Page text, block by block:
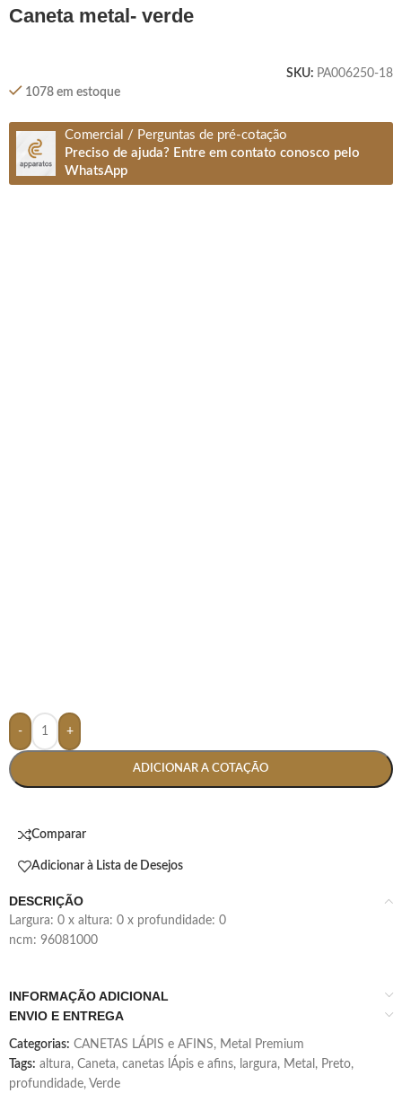
caneta metal- verde
SKU: PA006250-18
1078 em estoque
Comercial / Perguntas de pré-cotação
Preciso de ajuda? Entre em contato conosco pelo
WhatsApp
- +
ADICIONAR A COTAÇÃO
Comparar
Adicionar à Lista de Desejos
DESCRIÇÃO
largura: 0 x altura: 0 x profundidade: 0
ncm: 96081000
INFORMAÇÃO ADICIONAL
ENVIO E ENTREGA
Categorias: CANETAS LÁPIS e AFINS, Metal Premium
Tags: altura, Caneta, canetas lÁpis e afins, largura, Metal , Preto,
profundidade, Verde